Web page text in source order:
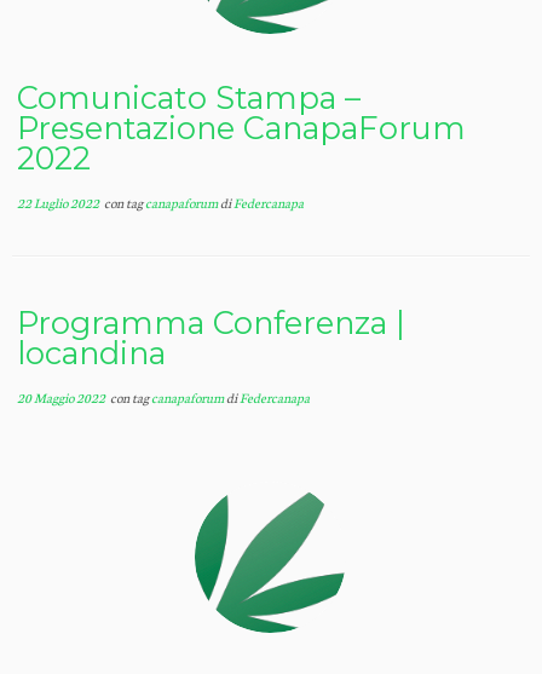
Comunicato Stampa –
Presentazione CanapaForum
2022
22 Luglio 2022con tagcanapaforumdiFedercanapa
Programma Conferenza |
locandina
20 Maggio 2022con tagcanapaforumdiFedercanapa